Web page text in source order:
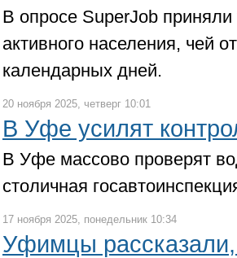
В опросе SuperJob приняли
активного населения, чей
календарных дней.
20 ноября 2025, четверг 10:01
В Уфе усилят
В Уфе массово проверят
столичная
17 ноября 2025, понедельник 10:34
Уфимцы рассказали,